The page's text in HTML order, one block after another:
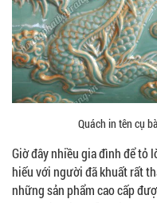
Quách in tên cụ
Giờ đây nhiều gia đình để tỏ
hiếu với người đã khuất rất
những sản phẩm cao cấp